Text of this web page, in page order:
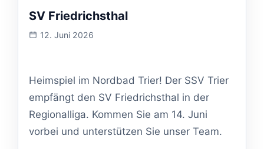
SV Friedrichsthal
Veranstaltung
12. Juni 2026
Heimspiel im Nordbad Trier! Der SSV Trier
empfängt den SV Friedrichsthal in der
Regionalliga. Kommen Sie am 14. Juni
vorbei und unterstützen Sie unser Team.